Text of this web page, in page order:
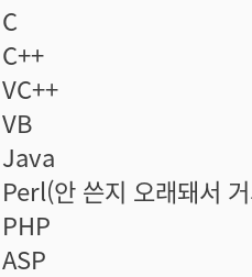
C
C++
VC++
VB
Java
Perl(안 쓴지 오래돼서
PHP
ASP